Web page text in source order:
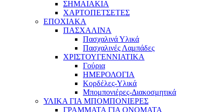
ΣΗΜΑΙΑΚΙΑ
ΧΑΡΤΟΠΕΤΣΕΤΕΣ
ΕΠΟΧΙΑΚΑ
ΠΑΣΧΑΛΙΝΑ
Πασχαλινά Υλικά
Πασχαλινές Λαμπάδες
ΧΡΙΣΤΟΥΓΕΝΝΙΑΤΙΚΑ
Γούρια
ΗΜΕΡΟΛΟΓΙΑ
Κορδέλες-Υλικά
Μπομπονιέρες-Διακοσμητικά
ΥΛΙΚΑ ΓΙΑ ΜΠΟΜΠΟΝΙΕΡΕΣ
ΓΡΑΜΜΑΤΑ ΓΙΑ ΟΝΟΜΑΤΑ